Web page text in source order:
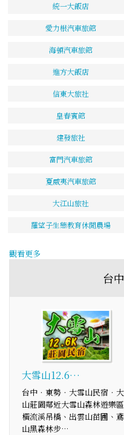
統一大飯店
愛力根汽車旅館
海頓汽車旅館
進方大飯店
信東大旅社
皇春賓館
建發旅社
富門汽車旅館
夏威夷汽車旅館
大江山旅社
羅望子生態教育休閒農場
觀看更多
台
大雪山12.6…
台中．東勢．大雪山民宿．
山莊園鄰近大雪山森林遊樂區
橫流溪吊橋、出雲山苗圃、
山黑森林步…